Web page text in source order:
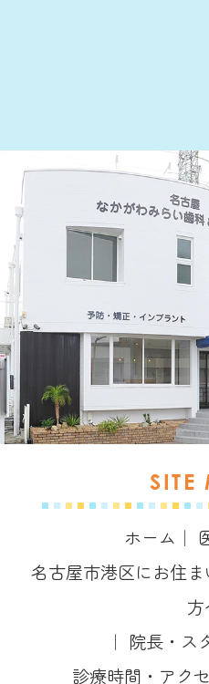
SITE
ホーム ｜
名古屋市港区にお住
｜ 院長・ス
診療時間・アク